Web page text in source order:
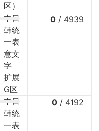
区）
中日
韩统
一表
意文
字—
扩展
G区
0 / 4939
中日
韩统
一表
0 / 4192